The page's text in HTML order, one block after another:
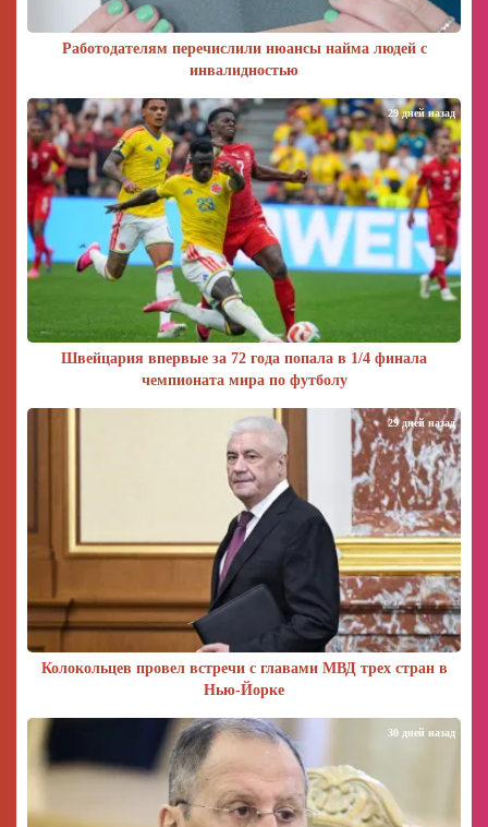
Работодателям перечислили нюансы найма людей с
инвалидностью
Швейцария впервые за 72 года попала в 1/4 финала
чемпионата мира по футболу
29 дней назад
Колокольцев провел встречи с главами МВД трех стран в
Нью-Йорке
29 дней назад
30 дней назад